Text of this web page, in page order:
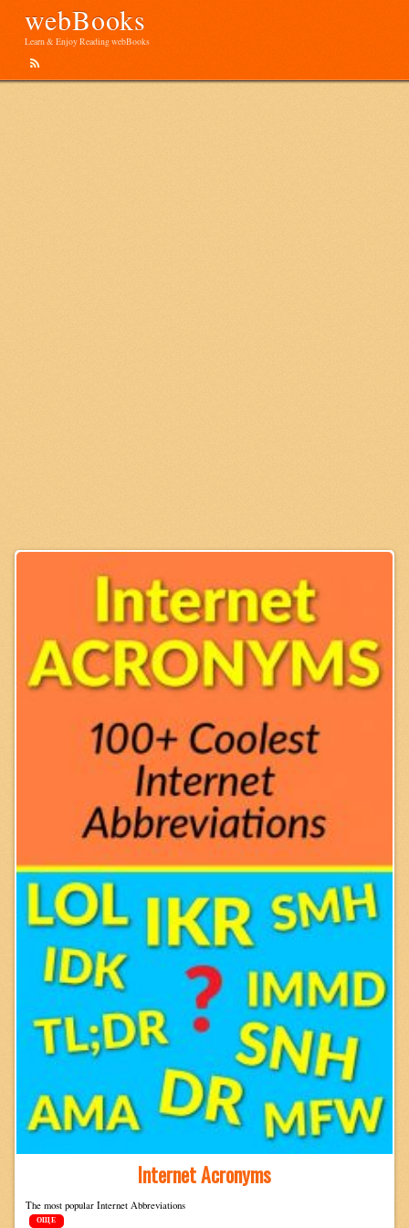
webBooks
Learn & Enjoy Reading webBooks
Internet Acronyms
The most pop­u­lar Inter­net Abbreviations
ОЩЕ